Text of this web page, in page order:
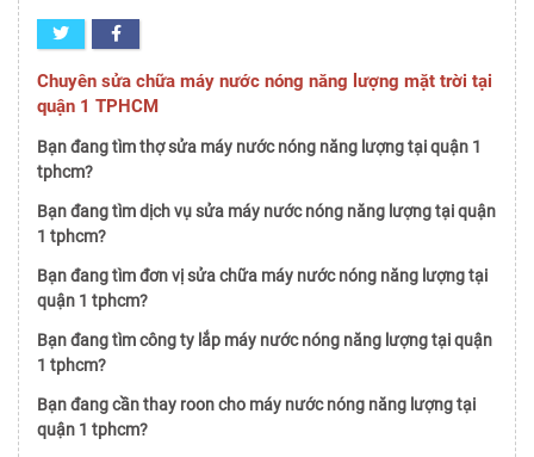
Chuyên sửa chữa máy nước nóng năng lượng mặt trời tại
quận 1 TPHCM
Bạn đang tìm thợ sửa máy nước nóng năng lượng tại quận 1
tphcm?
Bạn đang tìm dịch vụ sửa máy nước nóng năng lượng tại quận
1 tphcm?
Bạn đang tìm đơn vị sửa chữa máy nước nóng năng lượng tại
quận 1 tphcm?
Bạn đang tìm công ty lắp máy nước nóng năng lượng tại quận
1 tphcm?
Bạn đang cần thay roon cho máy nước nóng năng lượng tại
quận 1 tphcm?